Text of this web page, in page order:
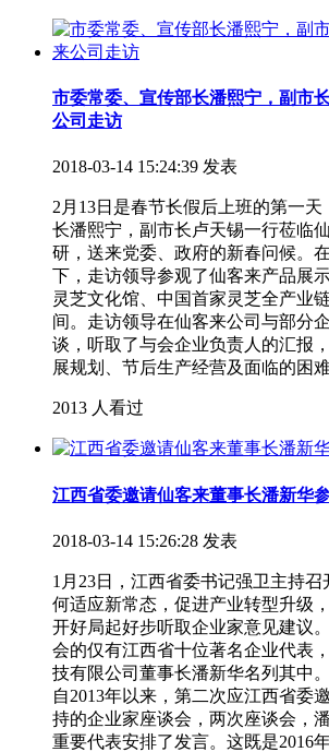
市委常委、宣传部长潘熙宁，副市
公司走访
2018-03-14 15:24:39 发表
2月13日是春节长假后上班的第一
长潘熙宁，副市长卢天锡一行莅临
研，送来党委、政府的新春问候。
下，走访领导参观了仙客来产品展
灵芝文化馆、中国首家灵芝全产业
间。走访领导在仙客来公司与部分
谈，听取了与会企业负责人的汇报
展规划、节后生产经营及面临的困
2013 人看过
江西省委邀请仙客来董事长潘新华
2018-03-14 15:26:28 发表
1月23日，江西省委书记强卫主持
何适应新常态，促进产业转型升级
开好局起好步听取企业家意见建议
会的仅有江西省十位著名企业代表
技有限公司董事长潘新华名列其中
自2013年以来，第二次应江西省委
持的企业家座谈会，两次座谈会，
重要代表安排了发言。这既是2016